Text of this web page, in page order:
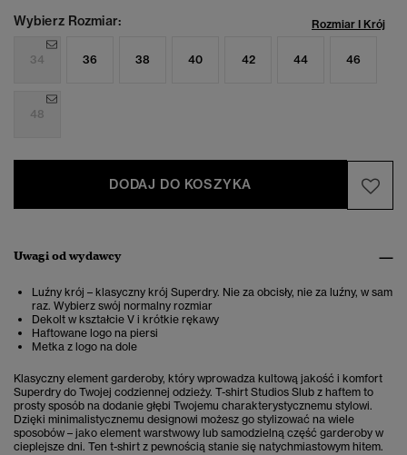
Wybierz Rozmiar: Rozmiar I Krój
34 36 38 40 42 44 46
48
DODAJ DO KOSZYKA
Uwagi od wydawcy
Luźny krój – klasyczny krój Superdry. Nie za obcisły, nie za luźny, w sam
raz. Wybierz swój normalny rozmiar
Dekolt w kształcie V i krótkie rękawy
Haftowane logo na piersi
Metka z logo na dole
Klasyczny element garderoby, który wprowadza kultową jakość i komfort
Superdry do Twojej codziennej odzieży. T-shirt Studios Slub z haftem to
prosty sposób na dodanie głębi Twojemu charakterystycznemu stylowi.
Dzięki minimalistycznemu designowi możesz go stylizować na wiele
sposobów – jako element warstwowy lub samodzielną część garderoby w
cieplejsze dni. Ten t-shirt z pewnością stanie się natychmiastowym hitem.